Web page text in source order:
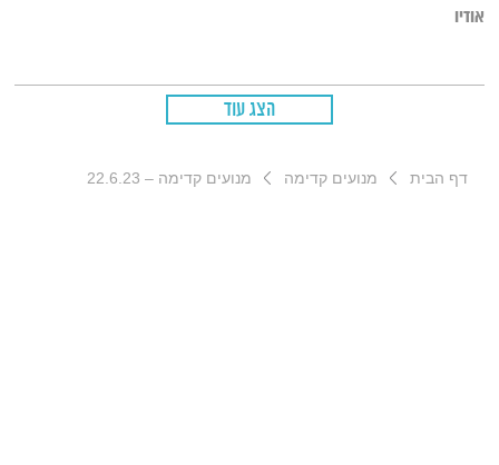
אודיו
הצג עוד
דף הבית מנועים קדימה מנועים קדימה – 22.6.23